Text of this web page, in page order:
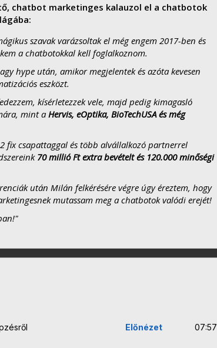
chatbot marketinges kalauzol el a chatbotok
szavak varázsoltak el még engem 2017-ben és
a chatbotokkal kell foglalkoznom.
hype után, amikor megjelentek és azóta kevesen
eszközt.
kísérletezzek vele, majd pedig kimagasló
mint a Hervis, eOptika, BioTechUSA és még
fix csapattaggal és több alvállalkozó partnerrel
70 millió Ft extra bevételt és 120.000 minőségi
után Milán felkérésére végre úgy éreztem, hogy
mutassam meg a chatbotok valódi erejét!
Előnézet 07:57